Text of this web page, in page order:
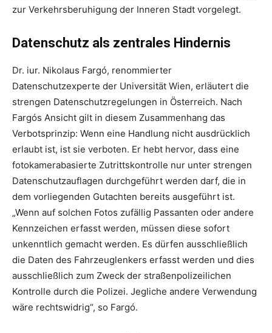
zur Verkehrsberuhigung der Inneren Stadt vorgelegt.
Datenschutz als zentrales Hindernis
Dr. iur. Nikolaus Fargó, renommierter
Datenschutzexperte der Universität Wien, erläutert die
strengen Datenschutzregelungen in Österreich. Nach
Fargós Ansicht gilt in diesem Zusammenhang das
Verbotsprinzip: Wenn eine Handlung nicht ausdrücklich
erlaubt ist, ist sie verboten. Er hebt hervor, dass eine
fotokamerabasierte Zutrittskontrolle nur unter strengen
Datenschutzauflagen durchgeführt werden darf, die in
dem vorliegenden Gutachten bereits ausgeführt ist.
„Wenn auf solchen Fotos zufällig Passanten oder andere
Kennzeichen erfasst werden, müssen diese sofort
unkenntlich gemacht werden. Es dürfen ausschließlich
die Daten des Fahrzeuglenkers erfasst werden und dies
ausschließlich zum Zweck der straßenpolizeilichen
Kontrolle durch die Polizei. Jegliche andere Verwendung
wäre rechtswidrig“, so Fargó.